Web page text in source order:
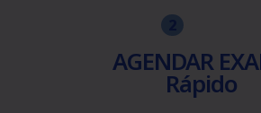
AGENDAR
Rápido